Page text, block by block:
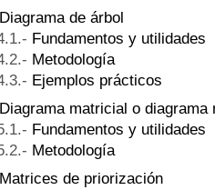
Diagrama de árbol
Fundamentos y utilidades
Metodología
Ejemplos prácticos
Diagrama matricial o diagrama
Fundamentos y utilidades
Metodología
Matrices de priorización